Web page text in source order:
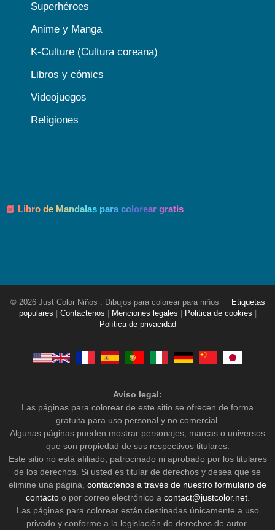
Superhéroes
Anime y Manga
K-Culture (Cultura coreana)
Libros y cómics
Videojuegos
Religiones
📘 Libro de Mandalas para colorear gratis
© 2026 Just Color Niños : Dibujos para colorear para niños
Etiquetas
populares
Contáctenos Menciones legales Politica de cookies
Política de privacidad
Aviso legal:
Las páginas para colorear de este sitio se ofrecen de forma
gratuita para uso personal y no comercial.
Algunas páginas pueden mostrar personajes, marcas o universos
que son propiedad de sus respectivos titulares.
Este sitio no está afiliado, patrocinado ni aprobado por los titulares
de los derechos. Si usted es titular de derechos y desea que se
elimine una página, contáctenos a través de nuestro formulario de
contactoo por correo electrónico a contact@justcolor.net.
Las páginas para colorear están destinadas únicamente a uso
privado y conforme a la legislación de derechos de autor.